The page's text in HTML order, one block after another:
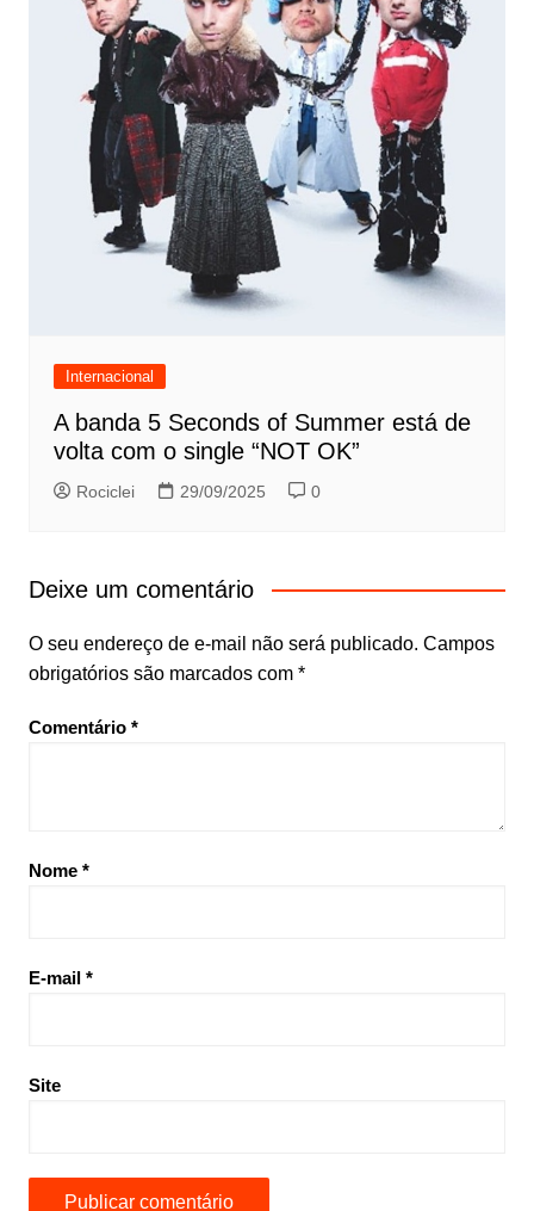
Internacional
A banda 5 Seconds of Summer está de
volta com o single “NOT OK”
Rociclei 29/09/2025 0
Deixe um comentário
O seu endereço de e-mail não será publicado. Campos
obrigatórios são marcados com *
Comentário *
Nome *
E-mail *
Site